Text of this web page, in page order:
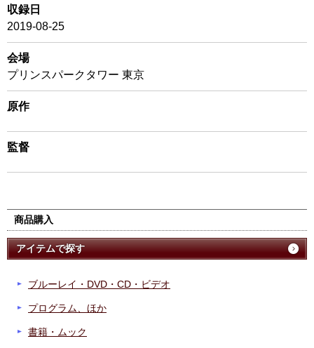
収録日
2019-08-25
会場
プリンスパークタワー 東京
原作
監督
商品購入
アイテムで探す
ブルーレイ・DVD・CD・ビデオ
プログラム、ほか
書籍・ムック